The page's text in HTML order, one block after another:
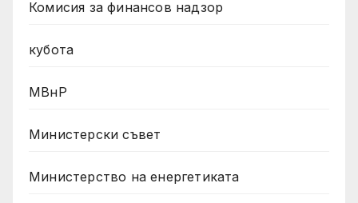
Комисия за финансов надзор
кубота
МВнР
Министерски съвет
Министерство на енергетиката